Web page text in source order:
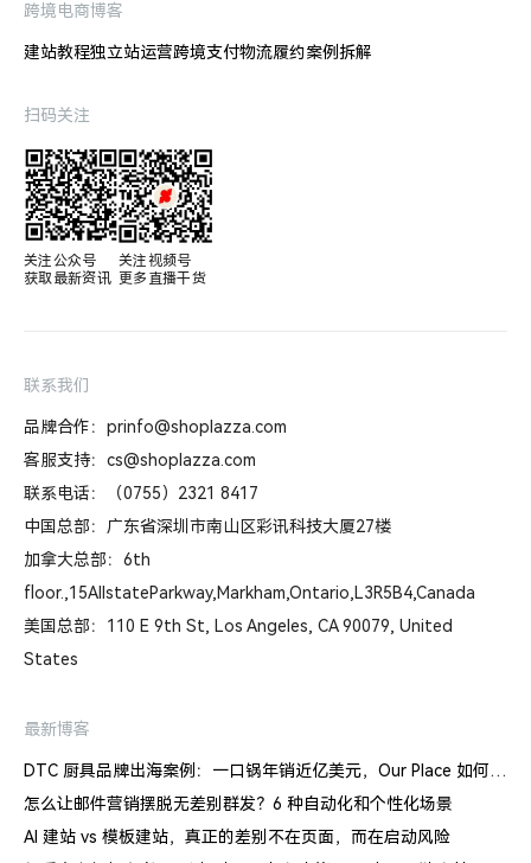
跨境电商博客
建站教程独立站运营跨境支付物流履约案例拆解
扫码关注
关注公众号
获取最新资讯
关注视频号
更多直播干货
联系我们
品牌合作：prinfo@shoplazza.com
客服支持：cs@shoplazza.com
联系电话：（0755）2321 8417
中国总部：广东省深圳市南山区彩讯科技大厦27楼
加拿大总部：6th
floor.,15AllstateParkway,Markham,Ontario,L3R5B4,Canada
美国总部：110 E 9th St, Los Angeles, CA 90079, United
States
最新博客
DTC 厨具品牌出海案例：一口锅年销近亿美元，Our Place 如何建立信任体系
怎么让邮件营销摆脱无差别群发？6 种自动化和个性化场景
AI 建站 vs 模板建站，真正的差别不在页面，而在启动风险